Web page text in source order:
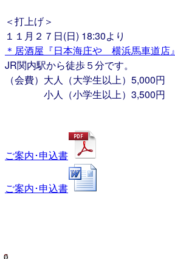
＜打上げ＞
１１月２７日(日) 18:30より
＊居酒屋『日本海庄や 横浜馬車道店』
JR関内駅から徒歩５分です。
（会費）大人（大学生以上）5,000円
小人（小学生以上）3,500円
ご案内･申込書
ご案内･申込書